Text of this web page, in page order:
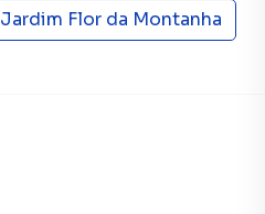
Jardim Flor da Montanha